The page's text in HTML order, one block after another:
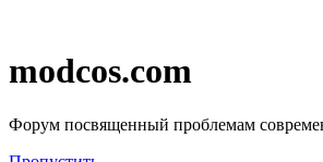
modcos.com
Форум посвященный проблемам